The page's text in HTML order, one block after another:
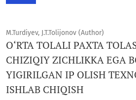
M.Turdiyev, J.T.Tolijonov (Author)
O‘RTA TOLALI PAXTA
CHIZIQIY ZICHLIKKA EGA
YIGIRILGAN IP OLISH
ISHLAB CHIQISH